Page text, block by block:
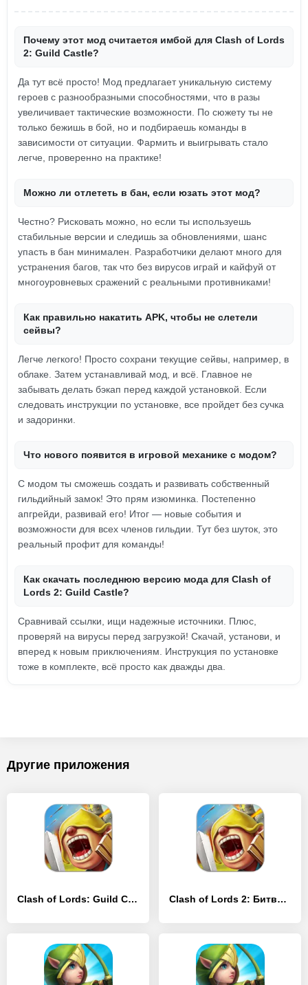
Почему этот мод считается имбой для Clash of Lords
2: Guild Castle?
Да тут всё просто! Мод предлагает уникальную систему
героев с разнообразными способностями, что в разы
увеличивает тактические возможности. По сюжету ты не
только бежишь в бой, но и подбираешь команды в
зависимости от ситуации. Фармить и выигрывать стало
легче, проверенно на практике!
Можно ли отлететь в бан, если юзать этот мод?
Честно? Рисковать можно, но если ты используешь
стабильные версии и следишь за обновлениями, шанс
упасть в бан минимален. Разработчики делают много для
устранения багов, так что без вирусов играй и кайфуй от
многоуровневых сражений с реальными противниками!
Как правильно накатить APK, чтобы не слетели
сейвы?
Легче легкого! Просто сохрани текущие сейвы, например, в
облаке. Затем устанавливай мод, и всё. Главное не
забывать делать бэкап перед каждой установкой. Если
следовать инструкции по установке, все пройдет без сучка
и задоринки.
Что нового появится в игровой механике с модом?
С модом ты сможешь создать и развивать собственный
гильдийный замок! Это прям изюминка. Постепенно
апгрейди, развивай его! Итог — новые события и
возможности для всех членов гильдии. Тут без шуток, это
реальный профит для команды!
Как скачать последнюю версию мода для Clash of
Lords 2: Guild Castle?
Сравнивай ссылки, ищи надежные источники. Плюс,
проверяй на вирусы перед загрузкой! Скачай, установи, и
вперед к новым приключениям. Инструкция по установке
тоже в комплекте, всё просто как дважды два.
Другие приложения
Clash of Lords: Guild Castle Clash of Lords 2: Битва Легенд